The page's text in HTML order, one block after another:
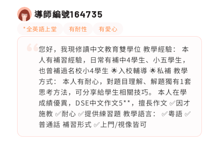
導師編號164735
*全英語上堂 有耐性 有愛心
您好，我現修讀中文教育雙學位 教學經驗： 本
人有補習經驗，日常有補中4學生、小五學生，
也曾補過名校小4學生 🌟入校輔導 🌟私補 教學
方式： 本人有耐心，對題目理解、解題獨有1套
思考方法，可分享給學生相關技巧。 本人在學
成績優異，DSE中文作文5**，擅長作文 ✅因才
施教 ✅耐心 ✅提供練習題 教學語言： ✅粵語 ✅
普通話 補習形式 ✅上門/視像皆可